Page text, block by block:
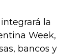
la
Week,
bancos y